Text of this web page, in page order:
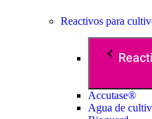
Reactivos para
Accutase®
Agua de